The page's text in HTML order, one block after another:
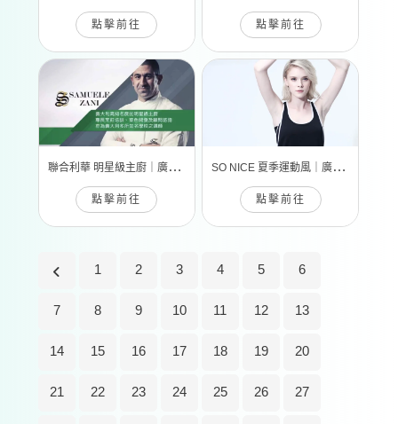
點擊前往 點擊前往
聯
合利華 明星級主廚｜廣告攝影
點擊前往
S
O NICE 夏季運動風｜廣告攝影
點擊前往
1 2 3 4 5 6
7 8 9 10 11 12 13
14 15 16 17 18 19 20
21 22 23 24 25 26 27